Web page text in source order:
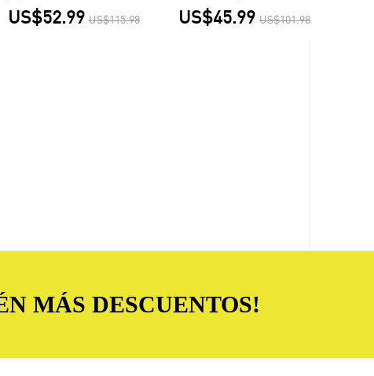
Segunda Equipación -
Versión Jugador
US$52.99 US$115.98
Equipación - Versión
Hincha
US$45.99 US$101.98
MÁS DESCUENTOS!